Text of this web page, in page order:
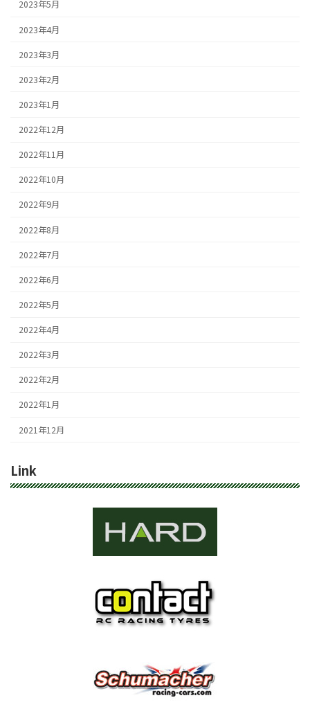
2023年5月
2023年4月
2023年3月
2023年2月
2023年1月
2022年12月
2022年11月
2022年10月
2022年9月
2022年8月
2022年7月
2022年6月
2022年5月
2022年4月
2022年3月
2022年2月
2022年1月
2021年12月
Link